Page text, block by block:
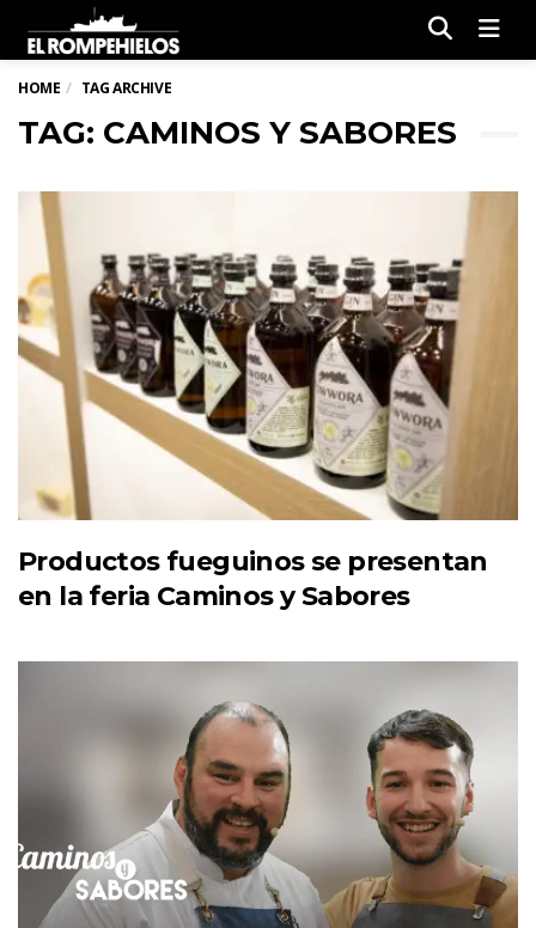
HOME TAG ARCHIVE
TAG: CAMINOS Y SABORES
Productos fueguinos se presentan
en la feria Caminos y Sabores